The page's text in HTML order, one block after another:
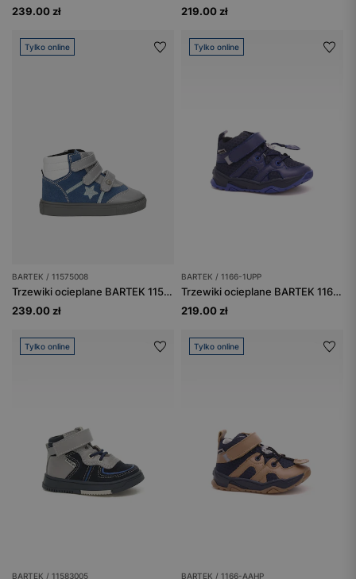
239.00 zł
219.00 zł
Tylko online
BARTEK / 11575008
Trzewiki ocieplane BARTEK 11575008, niebiesko-szary
239.00 zł
Tylko online
BARTEK / 1166-1UPP
Trzewiki ocieplane BARTEK 1166-1UPP, dla chłopców, niebieski
219.00 zł
Tylko online
BARTEK / 11583005
Tylko online
BARTEK / 1166-AAHP